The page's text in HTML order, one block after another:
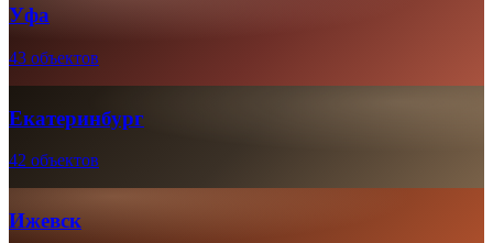
Уфа
43 объектов
Екатеринбург
42 объектов
Ижевск